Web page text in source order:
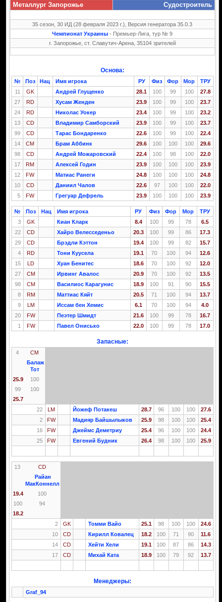
Металлург Запорожье Судостроитель
35 сезон, 30 ИД (28 февраля 2023 г.), Версия генератора 35.0.3
Чемпионат Украины - Премьер-Лига, тур № 9
г. Запорожье, ст. Славутич-Арена, 35104 зрителей
Основа:
№ Поз Нац Имя игрока РУ Физ Фор Мор
ТРУ
11
GK Андрeй Глущенко 28.1 100 99 100
27.8
27
RD Хусам Женден 23.9 100 99 100
23.7
24
RD Николас Уокер 23.4 100 99 100
23.2
13
CD Владимир Самборский 23.9 100 99 100
23.7
99
CD Тарас Бондаренко 22.6 100 99 100
22.4
14
CM Брам Аббинк 29.6 100 100 100
29.6
98
CD Андрей Можаровский 22.4 100 98 100
22.0
17
RM Алексей Годин 23.9 100 100 100
23.9
12
FW Матиас Ранеги 24.8 100 100 100
24.8
10
CD Даниил Чалов 22.6 97 100 100
22.0
5
FW Грегуар Дефрель 23.9 100 100 100 23.9
№ Поз Нац Имя игрока РУ Физ Фор Мор
ТРУ
3
GK Киан Кларк 8.4 100 99 78
6.5
22
CD Хайро Велесседеньо 20.3 100 99 86
17.3
29
CD Брэдли Кэттон 19.4 100 99 82
15.7
4
RD Тони Куусела 19.1 70 100 94
12.6
15
LD Хуан Бенитес 18.6 70 100 92
12.0
27
CM Ирвинг Авалос 20.9 70 100 92
13.5
98
CM Василиос Карагунис 18.9 100 91 90
15.5
8
RM Маттиас Кяйт 20.5 71 100 94
13.7
9
LM Иссам бен Хемис 6.1 70 100 94
4.0
20
FW Пеэтер Шмидт 21.6 100 99 78
16.7
1
FW Павел Онисько 22.0 100 99 78 17.0
Запасные:
4
CM
Балаж
Тот
25.9
100
99
100
25.7
22
LM Йожеф Потакеш 28.7 96 100 100
27.6
2
FW Мадияр Байшылыков 25.9 98 100 100
25.4
16
FW Джеймс Деметриу 25.4 96 100 100
24.4
25
FW Евгений Будник 26.4 98 100 100 25.9
13
CD
Райан
МакКоннелл
19.4
100
100
94
18.2
2
GK Томми Вайо 25.1 98 100 100
24.6
10
CD Кирилл Ковалец 18.2 100 71 90
11.6
14
CD Хейти Хели 19.1 100 87 86
14.3
17
CD Михай Ката 18.9 100 79 92 13.7
Менеджеры:
Graf_94